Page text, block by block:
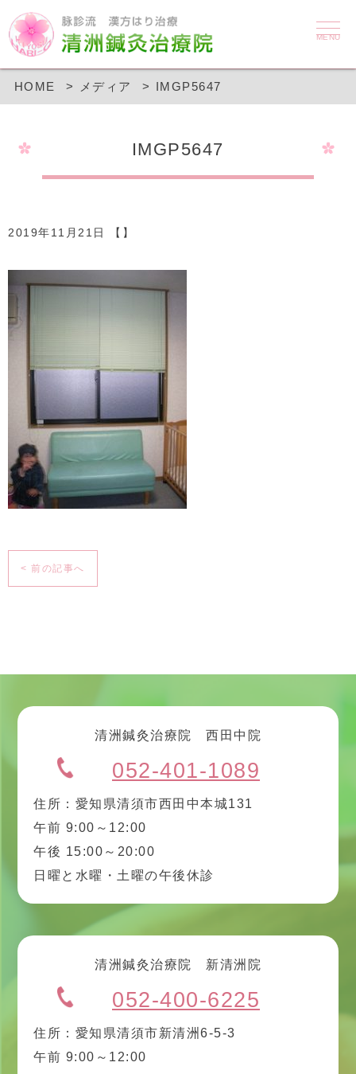
MENU
HOME メディア IMGP5647
IMGP5647
2019年11月21日 【】
< 前の記事へ
清洲鍼灸治療院 西田中院
052-401-1089
住所：愛知県清須市西田中本城131
午前 9:00～12:00
午後 15:00～20:00
日曜と水曜・土曜の午後休診
清洲鍼灸治療院 新清洲院
052-400-6225
住所：愛知県清須市新清洲6-5-3
午前 9:00～12:00